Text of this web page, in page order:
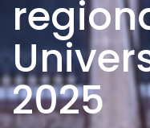
2025